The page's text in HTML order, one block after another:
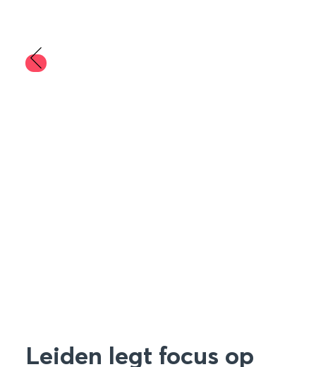
Leiden legt focus op